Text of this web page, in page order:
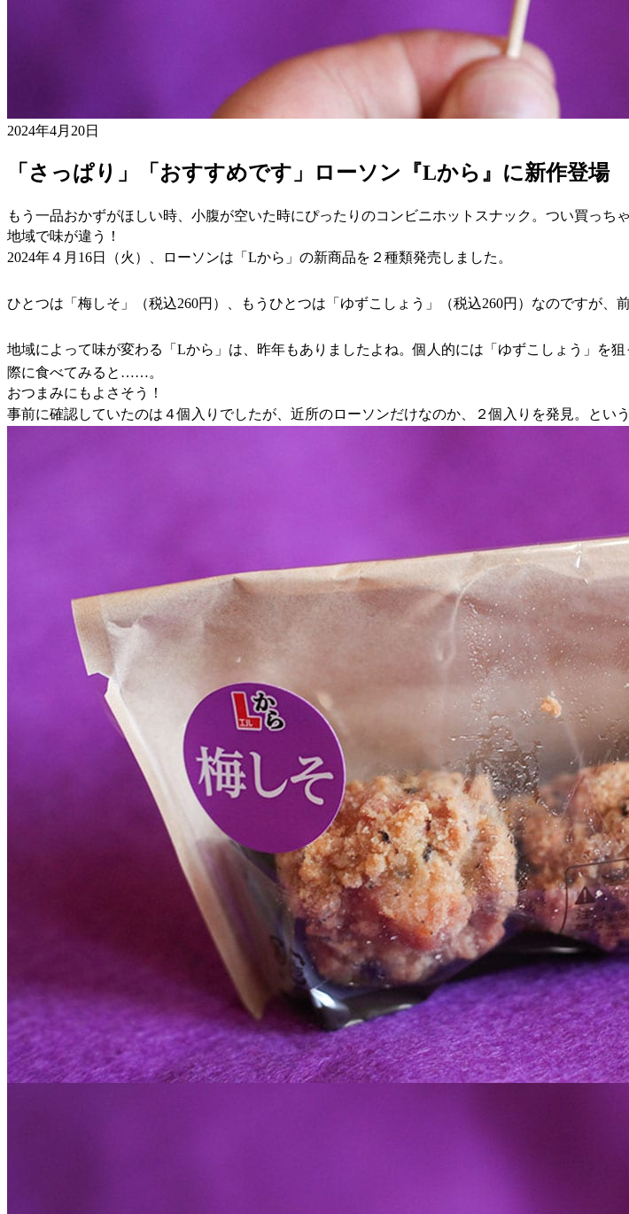
2024年4月20日
「さっぱり」「おすすめです」ローソン『Lから』に新作登場
もう一品おかずがほしい時、小腹が空いた時にぴったりのコンビニホットスナック。つい買っ
地域で味が違う！
2024年４月16日（火）、ローソンは「Lから」の新商品を２種類発売しました。
ひとつは「梅しそ」（税込260円）、もうひとつは「ゆずこしょう」（税込260円）なのですが、
地域によって味が変わる「Lから」は、昨年もありましたよね。個人的には「ゆずこしょう」を
際に食べてみると……。
おつまみにもよさそう！
事前に確認していたのは４個入りでしたが、近所のローソンだけなのか、２個入りを発見。とい